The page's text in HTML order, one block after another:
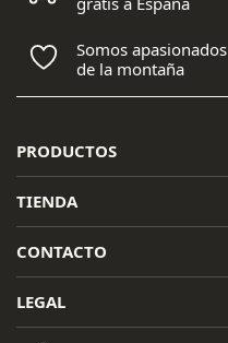
Somos apasionados
de la montaña
PRODUCTOS
TIENDA
CONTACTO
LEGAL